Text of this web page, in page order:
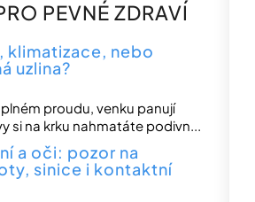
PEVNÉ ZDRAVÍ
klimatizace, nebo
uzlina?
proudu, venku panují
si na krku nahmatáte podivn...
a oči: pozor na
sinice i kontaktní